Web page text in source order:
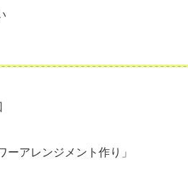
アレンジメント作り」